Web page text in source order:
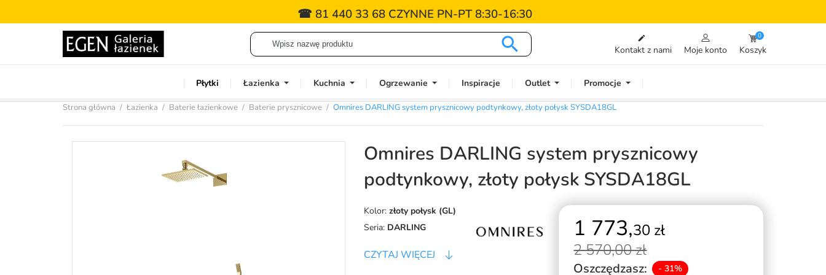
☎ 81 440 33 68 CZYNNE PN-PT 8:30-16:30
 
Kontakt z nami Moje konto Koszyk
0
Płytki Łazienka Kuchnia Ogrzewanie Inspiracje Outlet Promocje
Strona główna Łazienka Baterie łazienkowe Baterie prysznicowe Omnires DARLING system prysznicowy podtynkowy, złoty połysk SYSDA18GL
Omnires DARLING system prysznicowy
podtynkowy, złoty połysk SYSDA18GL
Kolor: złoty połysk (GL)
Seria: DARLING
CZYTAJ WIĘCEJ
1 773,30 zł
2 570,00 zł
Oszczędzasz: - 31%